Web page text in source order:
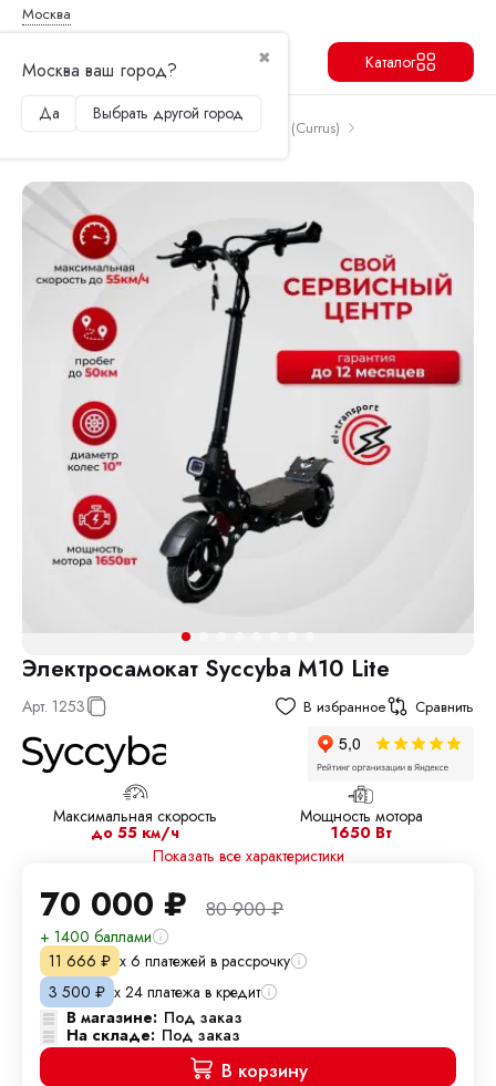
Москва
✖
Москва ваш город?
Да Выбрать другой город
Каталог
Главная Электросамокаты
Syccyba (Currus)
Электросамокат Syccyba M10 Lite
Арт. 1253 В избранное Сравнить
Максимальная скорость
до 55 км/ч
Мощность мотора
1650 Вт
Показать все характеристики
70 000 ₽ 80 900₽
+ 1400 баллами
11 666 ₽ х 6 платежей в рассрочку
3 500 ₽ х 24 платежа в кредит
В магазине: Под заказ
На складе: Под заказ
В корзину
Продолжить Перейти в корзину